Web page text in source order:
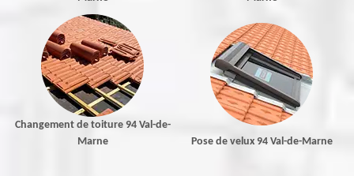
Changement de toiture 94 Val-de-
Marne
Pose de velux 94 Val-de-Marne